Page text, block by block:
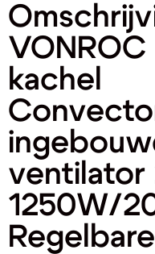
kachel
ventilator
1250W/
Regelbare